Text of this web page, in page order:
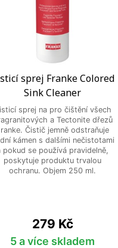
sprej Franke Colored
Sink Cleaner
sprej na pro čištění všech
a Tectonite dřezů
Čistič jemně odstraňuje
kámen s dalšími nečistotami
pokud se používá pravidelně,
poskytuje produktu trvalou
ochranu. Objem 250 ml.
Cena
279 Kč
5 a více skladem